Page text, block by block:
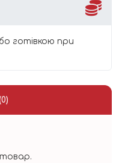
готівкою при
товар.